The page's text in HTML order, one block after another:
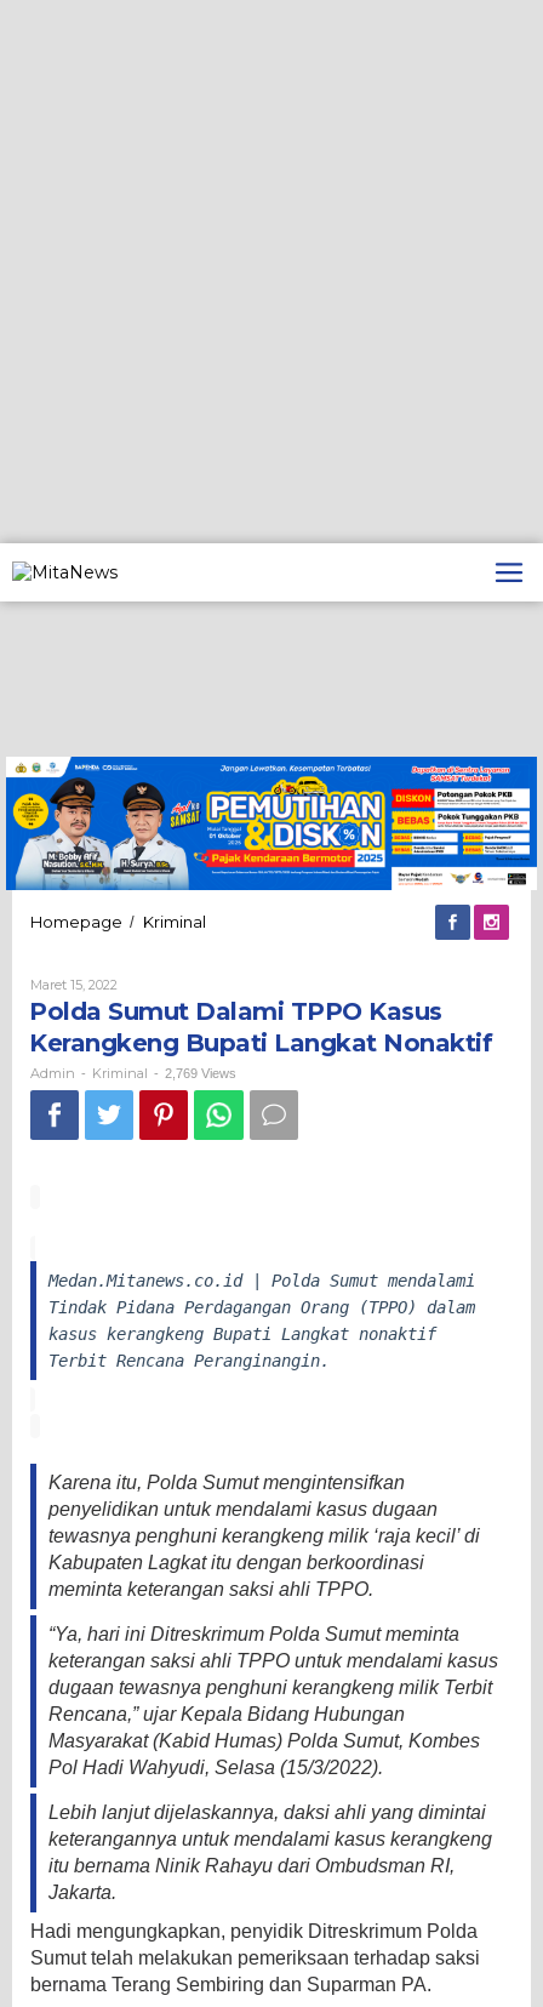
ke
konten
Homepage / Kriminal
Kasus
Kerangkeng
Bupati
Langkat
Nonaktif
Maret 15, 2022
Polda Sumut Dalami TPPO Kasus
Kerangkeng Bupati Langkat Nonaktif
Admin - Kriminal - 2,769 Views
Medan.Mitanews.co.id | Polda Sumut mendalami
Tindak Pidana Perdagangan Orang (TPPO) dalam
kasus kerangkeng Bupati Langkat nonaktif
Terbit Rencana Peranginangin.
Karena itu, Polda Sumut mengintensifkan
penyelidikan untuk mendalami kasus dugaan
tewasnya penghuni kerangkeng milik ‘raja kecil’ di
Kabupaten Lagkat itu dengan berkoordinasi
meminta keterangan saksi ahli TPPO.
“Ya, hari ini Ditreskrimum Polda Sumut meminta
keterangan saksi ahli TPPO untuk mendalami kasus
dugaan tewasnya penghuni kerangkeng milik Terbit
Rencana,” ujar Kepala Bidang Hubungan
Masyarakat (Kabid Humas) Polda Sumut, Kombes
Pol Hadi Wahyudi, Selasa (15/3/2022).
Lebih lanjut dijelaskannya, daksi ahli yang dimintai
keterangannya untuk mendalami kasus kerangkeng
itu bernama Ninik Rahayu dari Ombudsman RI,
Jakarta.
Hadi mengungkapkan, penyidik Ditreskrimum Polda
Sumut telah melakukan pemeriksaan terhadap saksi
bernama Terang Sembiring dan Suparman PA.